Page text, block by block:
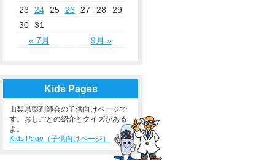
23
24 25 26 27 28
29
30 31
« 7月
9月 »
Kids Pages
山梨県薬剤師会の子供向けページで
す。おしごとの紹介とクイズがある
よ。
Kids Page（子供向けページ）